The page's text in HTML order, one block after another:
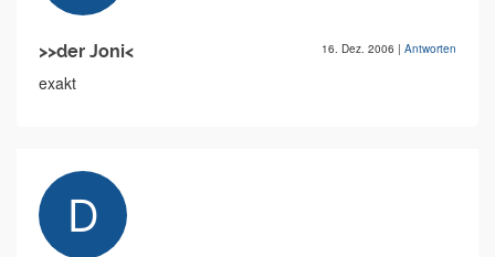
>>der Joni< 16. Dez. 2006 | Antworten
exakt